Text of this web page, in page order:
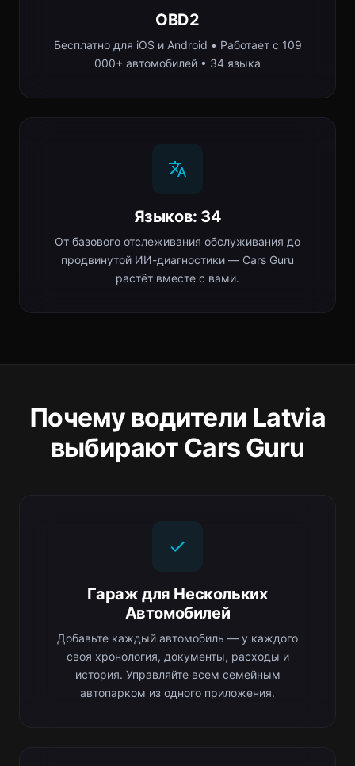
OBD2
Бесплатно для iOS и Android • Работает с 109
000+ автомобилей • 34 языка
Языков: 34
От базового отслеживания обслуживания до
продвинутой ИИ-диагностики — Cars Guru
растёт вместе с вами.
Почему водители Latvia
выбирают Cars Guru
Гараж для Нескольких
Автомобилей
Добавьте каждый автомобиль — у каждого
своя хронология, документы, расходы и
история. Управляйте всем семейным
автопарком из одного приложения.